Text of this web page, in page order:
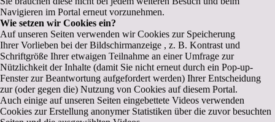
Navigieren im Portal erneut vorzunehmen.
Wie setzen wir Cookies ein?
Auf unseren Seiten verwenden wir Cookies zur Speicherung
Ihrer Vorlieben bei der Bildschirmanzeige , z. B. Kontrast und
Schriftgröße Ihrer etwaigen Teilnahme an einer Umfrage zur
Nützlichkeit der Inhalte (damit Sie nicht erneut durch ein Pop-up-
Fenster zur Beantwortung aufgefordert werden) Ihrer Entscheidung
zur (oder gegen die) Nutzung von Cookies auf diesem Portal.
Auch einige auf unseren Seiten eingebettete Videos verwenden
Cookies zur Erstellung anonymer Statistiken über die zuvor besuchten